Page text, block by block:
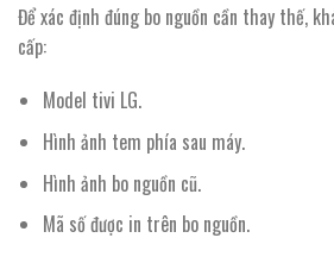
Để xác định đúng bo nguồn cần thay thế,
cấp:
Model tivi LG.
Hình ảnh tem phía sau máy.
Hình ảnh bo nguồn cũ.
Mã số được in trên bo nguồn.